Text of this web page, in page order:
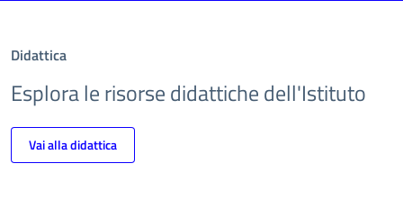
Didattica
Esplora le risorse didattiche dell'Istituto
Vai alla didattica